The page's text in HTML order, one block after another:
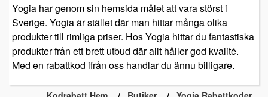
Yogia har genom sin hemsida målet att vara störst i
Sverige. Yogia är stället där man hittar många olika
produkter till rimliga priser. Hos Yogia hittar du fantastiska
produkter från ett brett utbud där allt håller god kvalité.
Med en rabattkod ifrån oss handlar du ännu billigare.